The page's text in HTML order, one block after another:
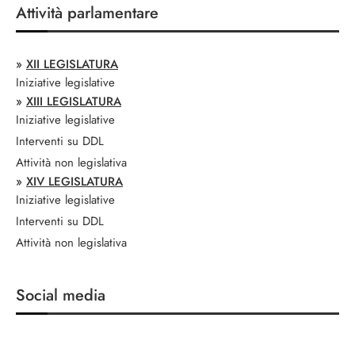
Attività parlamentare
» XII LEGISLATURA
Iniziative legislative
» XIII LEGISLATURA
Iniziative legislative
Interventi su DDL
Attività non legislativa
» XIV LEGISLATURA
Iniziative legislative
Interventi su DDL
Attività non legislativa
Social media